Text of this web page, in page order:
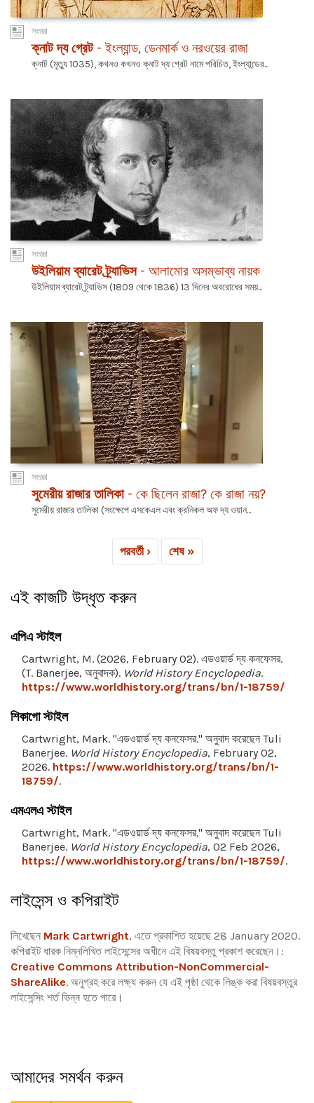
সংজ্ঞা
ক্নাট দ্য গ্রেট - ইংল্যান্ড, ডেনমার্ক ও নরওয়ের রাজা
ক্নাট (মৃত্যু 1035), কখনও কখনও ক্নাট দ্য গ্রেট নামে পরিচিত, ইংল্যান্ডের...
সংজ্ঞা
উইলিয়াম ব্যারেট ট্র্যাভিস - আলামোর অসম্ভাব্য নায়ক
উইলিয়াম ব্যারেট ট্র্যাভিস (1809 থেকে 1836) 13 দিনের অবরোধের সময়...
সংজ্ঞা
সুমেরীয় রাজার তালিকা - কে ছিলেন রাজা? কে রাজা নয়?
সুমেরীয় রাজার তালিকা (সংক্ষেপে এসকেএল এবং ক্রনিকল অফ দ্য ওয়ান...
পরবর্তী › শেষ »
এই কাজটি উদ্ধৃত করুন
এপিএ স্টাইল
Cartwright, M. (2026, February 02). এডওয়ার্ড দ্য কনফেসর.
(T. Banerjee, অনুবাদক). World History Encyclopedia.
https://www.worldhistory.org/trans/bn/1-18759/
শিকাগো স্টাইল
Cartwright, Mark. "এডওয়ার্ড দ্য কনফেসর." অনুবাদ করেছেন Tuli
Banerjee. World History Encyclopedia, February 02,
2026. https://www.worldhistory.org/trans/bn/1-
18759/.
এমএলএ স্টাইল
Cartwright, Mark. "এডওয়ার্ড দ্য কনফেসর." অনুবাদ করেছেন Tuli
Banerjee. World History Encyclopedia, 02 Feb 2026,
https://www.worldhistory.org/trans/bn/1-18759/.
লাইসেন্স ও কপিরাইট
লিখেছেন Mark Cartwright, এতে প্রকাশিত হয়েছে 28 January 2020.
কপিরাইট ধারক নিম্নলিখিত লাইসেন্সের অধীনে এই বিষয়বস্তু প্রকাশ করেছেন।:
Creative Commons Attribution-NonCommercial-
ShareAlike. অনুগ্রহ করে লক্ষ্য করুন যে এই পৃষ্ঠা থেকে লিঙ্ক করা বিষয়বস্তুর
লাইসেন্সিং শর্ত ভিন্ন হতে পারে।
আমাদের সমর্থন করুন